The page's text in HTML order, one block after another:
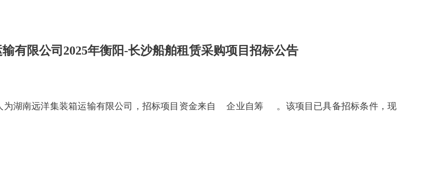
有限公司2025年衡阳-长沙船舶租赁采购项目招标公告
为湖南远洋集装箱运输有限公司，招标项目资金来自 企业自筹 。该项目已具备招标条件，现